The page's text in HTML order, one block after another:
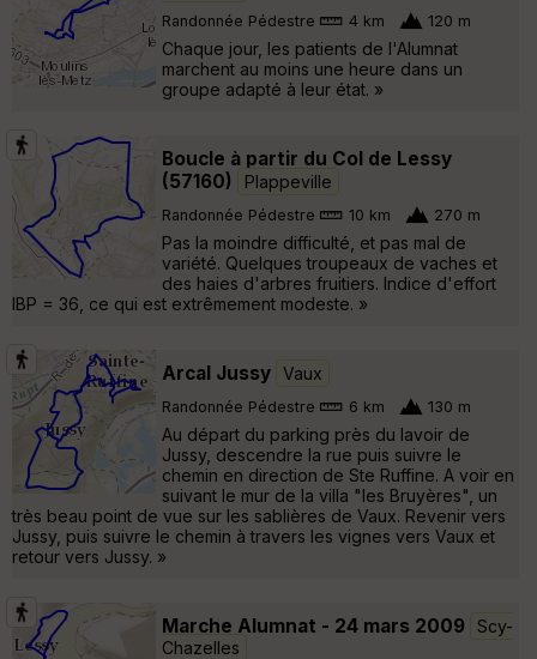
Randonnée Pédestre 4 km 120 m
Chaque jour, les patients de l'Alumnat
marchent au moins une heure dans un
groupe adapté à leur état. »
Boucle à partir du Col de Lessy
(57160)
Plappeville
Randonnée Pédestre 10 km 270 m
Pas la moindre difficulté, et pas mal de
variété. Quelques troupeaux de vaches et
des haies d'arbres fruitiers. Indice d'effort
IBP = 36, ce qui est extrêmement modeste. »
Arcal Jussy Vaux
Randonnée Pédestre 6 km 130 m
Au départ du parking près du lavoir de
Jussy, descendre la rue puis suivre le
chemin en direction de Ste Ruffine. A voir en
suivant le mur de la villa "les Bruyères", un
très beau point de vue sur les sablières de Vaux. Revenir vers
Jussy, puis suivre le chemin à travers les vignes vers Vaux et
retour vers Jussy. »
Marche Alumnat - 24 mars 2009
Scy-
Chazelles